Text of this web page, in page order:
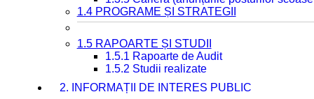
1.4 PROGRAME ȘI STRATEGII
1.5 RAPOARTE ȘI STUDII
1.5.1 Rapoarte de Audit
1.5.2 Studii realizate
2. INFORMAȚII DE INTERES PUBLIC